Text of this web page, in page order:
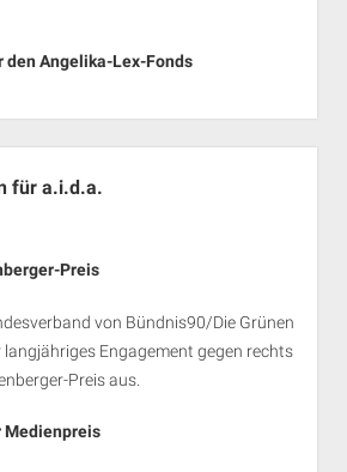
Angelika-Lex-Fonds
für a.i.d.a.
Preis
von Bündnis90/Die Grünen
langjähriges Engagement gegen rechts
Preis aus.